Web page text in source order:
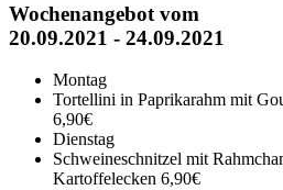
Wochenangebot vom
20.09.2021 - 24.09.2021
Montag
Tortellini in Paprikarahm mit
6,90€
Dienstag
Schweineschnitzel mit
Kartoffelecken 6,90€